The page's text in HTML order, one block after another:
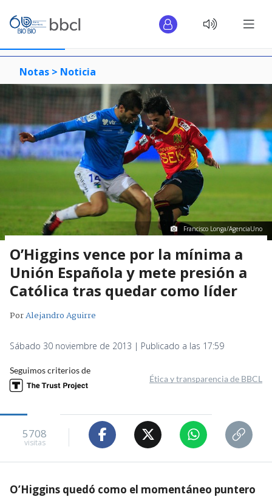
Notas > Noticia
Francisco Longa/AgenciaUno
O’Higgins vence por la mínima a
Unión Española y mete presión a
Católica tras quedar como líder
PorAlejandro Aguirre
Sábado 30 noviembre de 2013 | Publicado a las 17:59
Seguimos criterios de
Ética y transparencia de BBCL
5708
visitas
O’Higgins quedó como el momentáneo puntero